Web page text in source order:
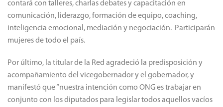
contará con talleres, charlas debates y capacitación en
comunicación, liderazgo, formación de equipo, coaching,
inteligencia emocional, mediación y negociación. Participarán
mujeres de todo el país.
Por último, la titular de la Red agradeció la predisposición y
acompañamiento del vicegobernador y el gobernador, y
manifestó que “nuestra intención como ONG es trabajar en
conjunto con los diputados para legislar todos aquellos vacíos